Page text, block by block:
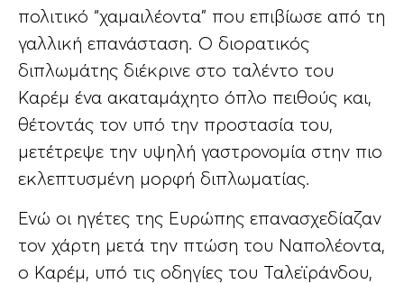
πολιτικό “χαμαιλέοντα” που επιβίωσε από τη
γαλλική επανάσταση. Ο διορατικός
διπλωμάτης διέκρινε στο ταλέντο του
Καρέμ ένα ακαταμάχητο όπλο πειθούς και,
θέτοντάς τον υπό την προστασία του,
μετέτρεψε την υψηλή γαστρονομία στην πιο
εκλεπτυσμένη μορφή διπλωματίας.
Ενώ οι ηγέτες της Ευρώπης επανασχεδίαζαν
τον χάρτη μετά την πτώση του Ναπολέοντα,
ο Καρέμ, υπό τις οδηγίες του Ταλεϊράνδου,